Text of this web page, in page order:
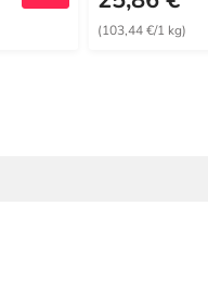
(103,44 €/1 kg)